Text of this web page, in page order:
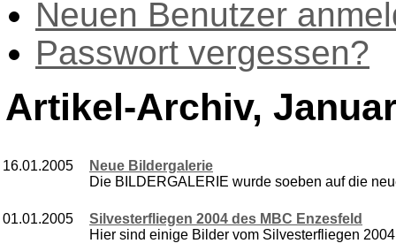
Neuen Benutzer
Passwort vergessen?
Artikel-Archiv,
16.01.2005
Neue Bildergalerie
Die BILDERGALERIE wurde soeben auf die
01.01.2005
Silvesterfliegen 2004 des MBC Enzesfeld
Hier sind einige Bilder vom Silvesterfliegen